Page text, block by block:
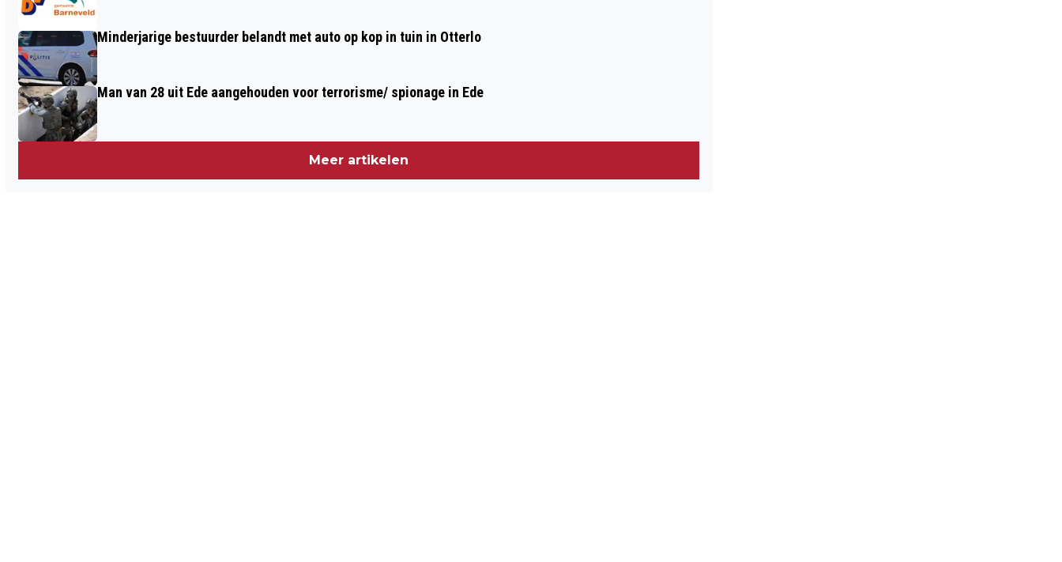
Minderjarige bestuurder belandt met auto op kop in tuin in Otterlo
Man van 28 uit Ede aangehouden voor terrorisme/ spionage in Ede
Meer artikelen